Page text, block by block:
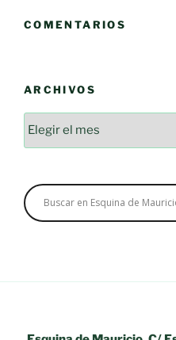
COMENTARIOS
ARCHIVOS
Archivos